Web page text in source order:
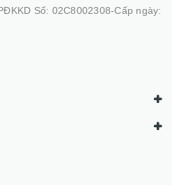
Số: 02C8002308-Cấp ngày: